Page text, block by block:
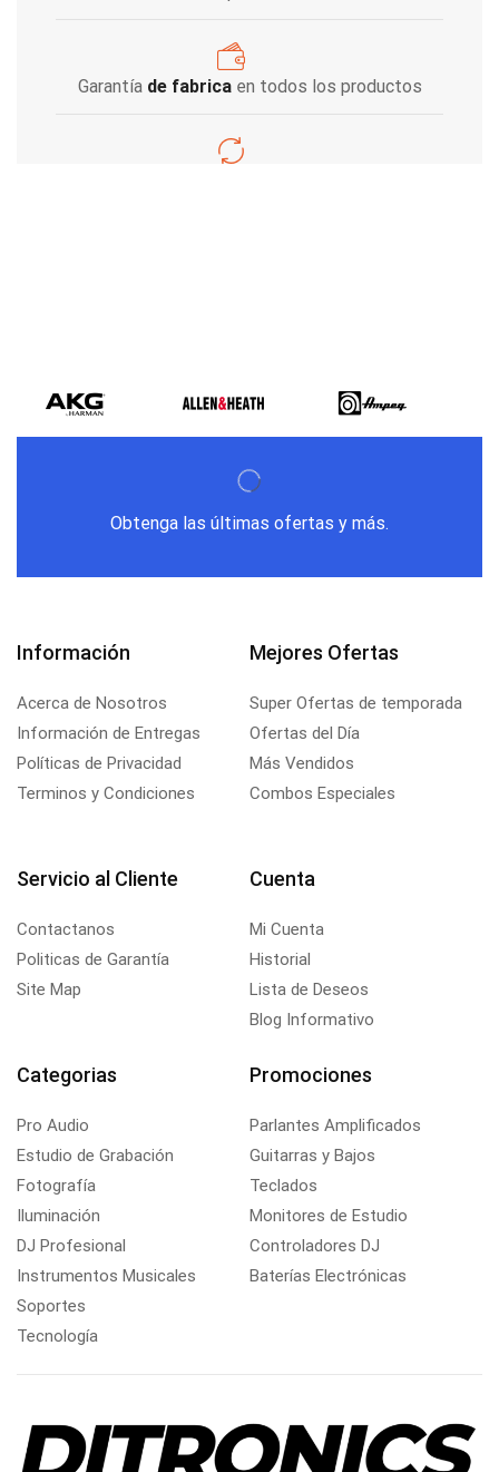
Garantía de fabricaen todos los productos
Obtenga las últimas ofertas y más.
Información
Acerca de Nosotros
Información de Entregas
Políticas de Privacidad
Terminos y Condiciones
Mejores Ofertas
Super Ofertas de temporada
Ofertas del Día
Más Vendidos
Combos Especiales
Servicio al Cliente
Contactanos
Politicas de Garantía
Site Map
Cuenta
Mi Cuenta
Historial
Lista de Deseos
Blog Informativo
Categorias
Pro Audio
Estudio de Grabación
Fotografía
Iluminación
DJ Profesional
Instrumentos Musicales
Soportes
Tecnología
Promociones
Parlantes Amplificados
Guitarras y Bajos
Teclados
Monitores de Estudio
Controladores DJ
Baterías Electrónicas